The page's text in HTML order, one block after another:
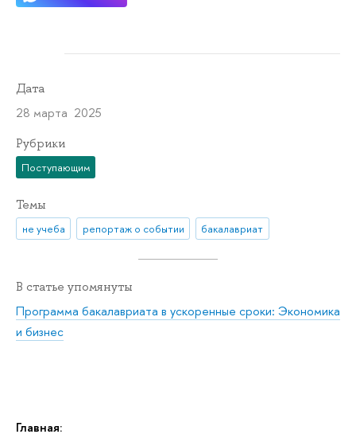
Главная:
Дата
28 марта 2025
Рубрики
Поступающим
Темы
не учеба репортаж о событии бакалавриат
В статье упомянуты
Программа бакалавриата в ускоренные сроки: Экономика
и бизнес